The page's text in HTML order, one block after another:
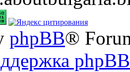
phpBB®
phpBB